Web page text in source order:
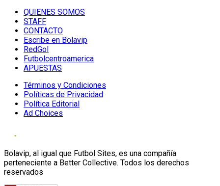
QUIENES SOMOS
STAFF
CONTACTO
Escribe en Bolavip
RedGol
Futbolcentroamerica
APUESTAS
Términos y Condiciones
Políticas de Privacidad
Política Editorial
Ad Choices
Bolavip, al igual que Futbol Sites, es una compañía
perteneciente a Better Collective. Todos los derechos
reservados